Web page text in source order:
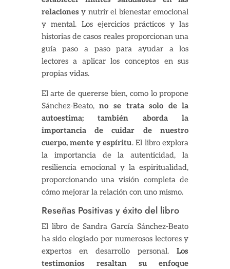
relaciones y nutrir el bienestar emocional
y mental. Los ejercicios prácticos y las
historias de casos reales proporcionan una
guía paso a paso para ayudar a los
lectores a aplicar los conceptos en sus
propias vidas.
El arte de quererse bien, como lo propone
Sánchez-Beato,no se trata solo de la
autoestima; también aborda la
importancia de cuidar de nuestro
cuerpo, mente y espíritu. El libro explora
la importancia de la autenticidad, la
resiliencia emocional y la espiritualidad,
proporcionando una visión completa de
cómo mejorar la relación con uno mismo.
Reseñas Positivas y éxito del libro
El libro de Sandra García Sánchez-Beato
ha sido elogiado por numerosos lectores y
expertos en desarrollo personal.Los
testimonios resaltan su enfoque